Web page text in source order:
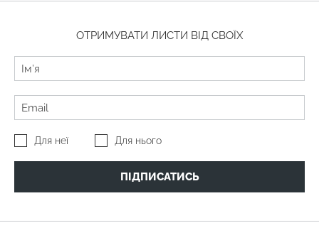
ОТРИМУВАТИ ЛИСТИ ВІД СВОЇХ
Для неї Для нього
ПІДПИСАТИСЬ